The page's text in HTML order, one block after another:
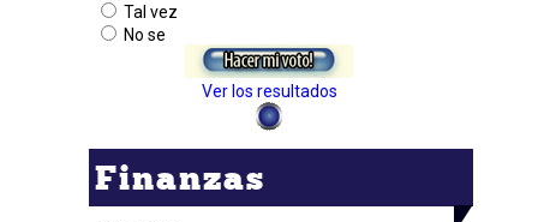
Tal vez
No se
Ver los resultados
Finanzas